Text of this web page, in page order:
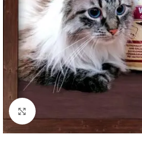
Haga Click para agrandar